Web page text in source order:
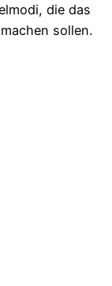
die das
sollen.